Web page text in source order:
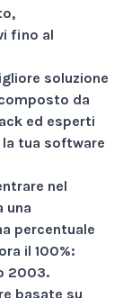
fino al
soluzione
da
ed esperti
la tua software
nel
una
percentuale
il 100%:
2003.
basate su